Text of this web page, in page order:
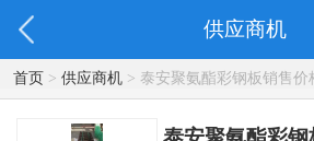
供应商机
首页> 供应商机> 泰安聚氨酯彩钢板销售价